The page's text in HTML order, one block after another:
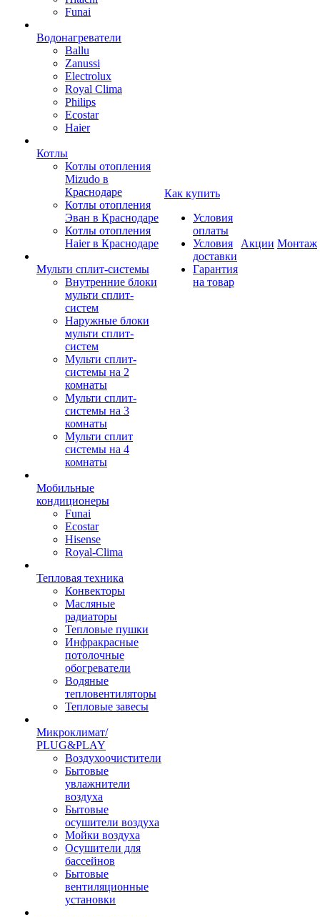
Funai
Водонагреватели
Ballu
Zanussi
Electrolux
Royal Clima
Philips
Ecostar
Haier
Котлы
Котлы отопления
Mizudo в
Краснодаре
Котлы отопления
Эван в Краснодаре
Котлы отопления
Haier в Краснодаре
Мульти сплит-системы
Внутренние блоки
мульти сплит-
систем
Наружные блоки
мульти сплит-
систем
Мульти сплит-
системы на 2
комнаты
Мульти сплит-
системы на 3
комнаты
Мульти сплит
системы на 4
комнаты
Мобильные
кондиционеры
Funai
Ecostar
Hisense
Royal-Clima
Тепловая техника
Конвекторы
Масляные
радиаторы
Тепловые пушки
Инфракрасные
потолочные
обогреватели
Водяные
тепловентиляторы
Тепловые завесы
Микроклимат/
PLUG&PLAY
Воздухоочистители
Бытовые
увлажнители
воздуха
Бытовые
осушители воздуха
Мойки воздуха
Осушители для
бассейнов
Бытовые
вентиляционные
установки
Как купить
Условия
оплаты
Условия
доставки
Гарантия
на товар
Акции Монтаж